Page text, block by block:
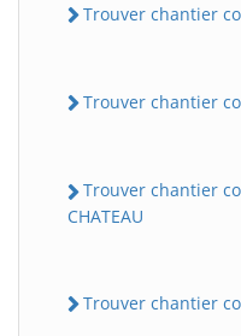
Trouver chantier
Trouver chantier
Trouver chantier
CHATEAU
Trouver chantier